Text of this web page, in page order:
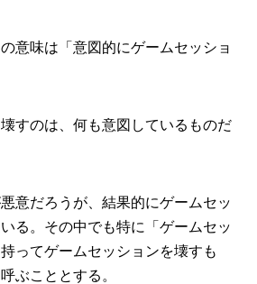
意味は「意図的にゲームセッショ
すのは、何も意図しているものだ
意だろうが、結果的にゲームセッ
る。その中でも特に「ゲームセッ
ってゲームセッションを壊すも
ぶこととする。